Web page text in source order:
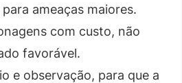
ameaças maiores.
com custo, não
favorável.
e observação, para que a